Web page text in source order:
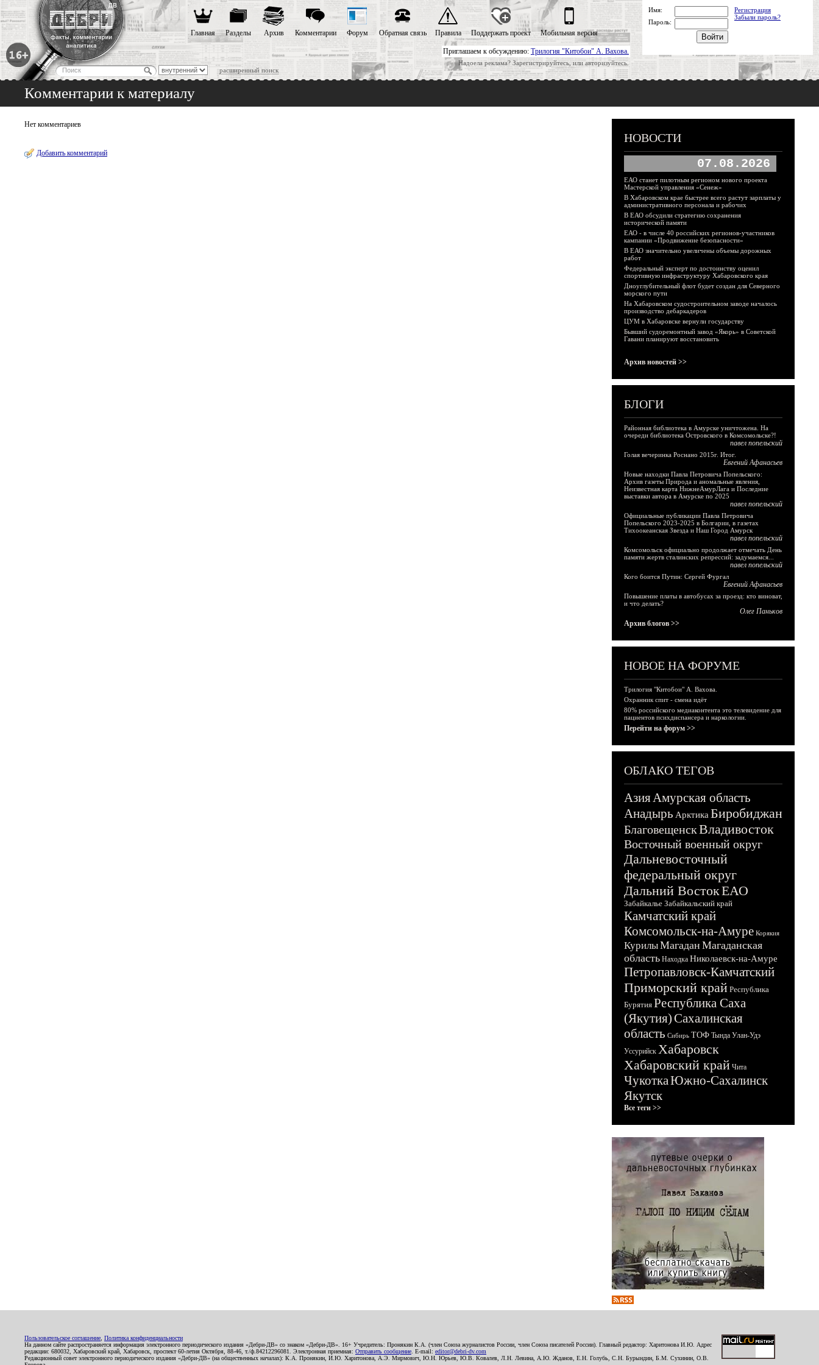
Приглашаем к обсуждению: Трилогия "Китобои" А. Вахова.
Надоела реклама? Зарегистрируйтесь, или авторизуйтесь.
расширенный поиск
Главная Разделы Архив Комментарии Форум Обратная связь Правила Поддержать проект Мобильная версия
Имя:
Регистрация
Забыли пароль?
Пароль:
Комментарии к материалу
Нет комментариев
Добавить комментарий
НОВОСТИ
07.08.2026
ЕАО станет пилотным регионом нового проекта
Мастерской управления «Сенеж»
В Хабаровском крае быстрее всего растут зарплаты у
административного персонала и рабочих
В ЕАО обсудили стратегию сохранения
исторической памяти
ЕАО - в числе 40 российских регионов-участников
кампании «Продвижение безопасности»
В ЕАО значительно увеличены объемы дорожных
работ
Федеральный эксперт по достоинству оценил
спортивную инфраструктуру Хабаровского края
Дноуглубительный флот будет создан для Северного
морского пути
На Хабаровском судостроительном заводе началось
производство дебаркадеров
ЦУМ в Хабаровске вернули государству
Бывший судоремонтный завод «Якорь» в Советской
Гавани планируют восстановить
Архив новостей >>
БЛОГИ
Районная библиотека в Амурске уничтожена. На
очереди библиотека Островского в Комсомольске?!
павел попельский
Голая вечеринка Роснано 2015г. Итог.
Евгений Афанасьев
Новые находки Павла Петровича Попельского:
Архив газеты Природа и аномальные явления,
Неизвестная карта НижнеАмурЛага и Последние
выставки автора в Амурске по 2025
павел попельский
Официальные публикации Павла Петровича
Попельского 2023-2025 в Болгарии, в газетах
Тихоокеанская Звезда и Наш Город Амурск
павел попельский
Комсомольск официально продолжает отмечать День
памяти жертв сталинских репрессий: задумаемся...
павел попельский
Кого боится Путин: Сергей Фургал
Евгений Афанасьев
Повышение платы в автобусах за проезд: кто виноват,
и что делать?
Олег Паньков
Архив блогов >>
НОВОЕ НА ФОРУМЕ
Трилогия "Китобои" А. Вахова.
Охранник спит - смена идёт
80% российского медиаконтента это телевидение для
пациентов психдиспансера и наркологии.
Перейти на форум >>
ОБЛАКО ТЕГОВ
АзияАмурская область
Анадырь Арктика Биробиджан
БлаговещенскВладивосток
Восточный военный округ
Дальневосточный
федеральный округ
Дальний ВостокЕАО
Забайкалье Забайкальский край
Камчатский край
Комсомольск-на-Амуре Корякия
КурилыМагадан Магаданская
область Находка Николаевск-на-Амуре
Петропавловск-Камчатский
Приморский край Республика
Бурятия Республика Саха
(Якутия)Сахалинская
область Сибирь ТОФ Тында Улан-Удэ
Уссурийск Хабаровск
Хабаровский край Чита
ЧукоткаЮжно-Сахалинск
Якутск
Все теги >>
Пользовательское соглашение Политика конфиденциальности
На данном сайте распространяется информация электронного периодического издания «Дебри-ДВ» со знаком «Дебри-ДВ». 16+ Учредитель: Пронякин К.А. (член Союза журналистов России, член Союза писателей России). Главный редактор: Харитонова И.Ю. Адрес
редакции: 680032, Хабаровский край, Хабаровск, проспект 60-летия Октября, 88-46, т./ф.84212296081. Электронная приемная: Отправить сообщение . E-mail: editor@debri-dv.com
Редакционный совет электронного периодического издания «Дебри-ДВ» (на общественных началах): К.А. Пронякин, И.Ю. Харитонова, А.Э. Мирмович, Ю.Н. Юрьев, Ю.В. Ковалев, Л.Н. Левина, А.Ю. Жданов, Е.Н. Голубь, С.Н. Бурындин, Б.М. Сухинин, О.В.